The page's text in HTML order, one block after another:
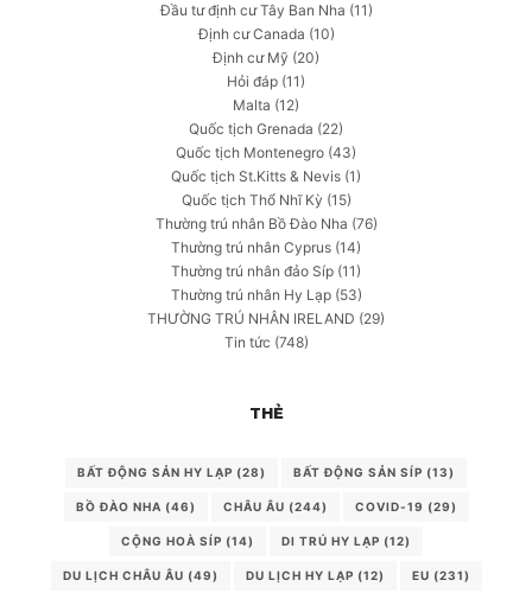
Đầu tư định cư Tây Ban Nha (11)
Định cư Canada (10)
Định cư Mỹ (20)
Hỏi đáp (11)
Malta (12)
Quốc tịch Grenada (22)
Quốc tịch Montenegro (43)
Quốc tịch St.Kitts & Nevis (1)
Quốc tịch Thổ Nhĩ Kỳ (15)
Thường trú nhân Bồ Đào Nha (76)
Thường trú nhân Cyprus (14)
Thường trú nhân đảo Síp (11)
Thường trú nhân Hy Lạp(53)
THƯỜNG TRÚ NHÂN IRELAND (29)
Tin tức (748)
THẺ
BẤT ĐỘNG SẢN HY LẠP (28) BẤT ĐỘNG SẢN SÍP (13)
BỒ ĐÀO NHA (46) CHÂU ÂU (244) COVID-19 (29)
CỘNG HOÀ SÍP (14) DI TRÚ HY LẠP (12)
DU LỊCH CHÂU ÂU (49) DU LỊCH HY LẠP (12) EU (231)